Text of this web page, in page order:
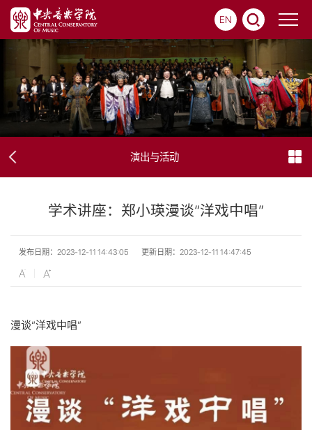
EN
演出与活动
学术讲座：郑小瑛漫谈“洋戏中唱”
发布日期：2023-12-11 14:43:05 更新日期：2023-12-11 14:47:45
漫谈“洋戏中唱”